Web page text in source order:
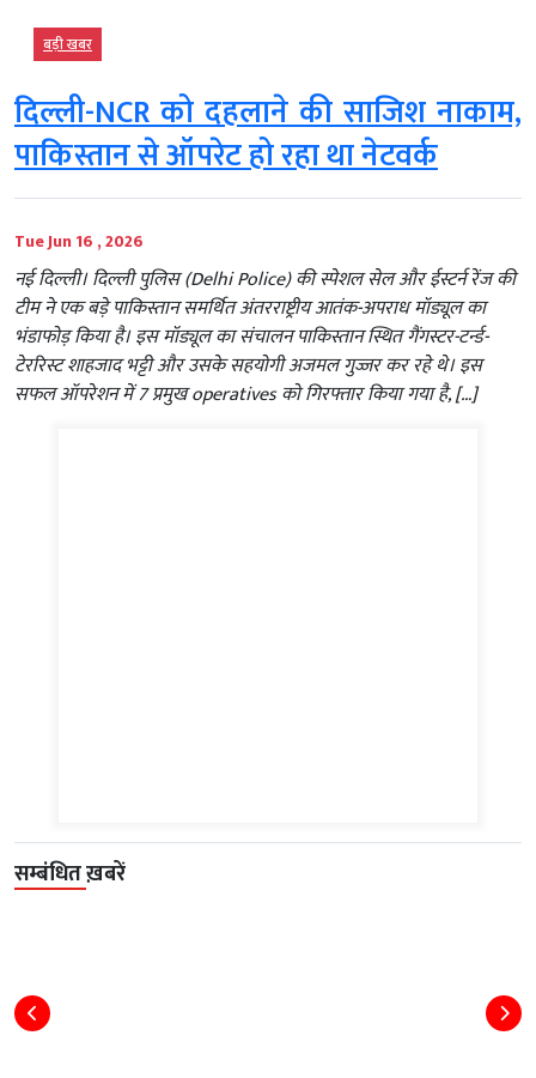
बड़ी खबर
दिल्ली-NCR को दहलाने की साजिश नाकाम,
पाकिस्तान से ऑपरेट हो रहा था नेटवर्क
Tue Jun 16 , 2026
नई दिल्ली। दिल्ली पुलिस (Delhi Police) की स्पेशल सेल और ईस्टर्न रेंज की
टीम ने एक बड़े पाकिस्तान समर्थित अंतरराष्ट्रीय आतंक-अपराध मॉड्यूल का
भंडाफोड़ किया है। इस मॉड्यूल का संचालन पाकिस्तान स्थित गैंगस्टर-टर्न्ड-
टेररिस्ट शाहजाद भट्टी और उसके सहयोगी अजमल गुज्जर कर रहे थे। इस
सफल ऑपरेशन में 7 प्रमुख operatives को गिरफ्तार किया गया है, […]
सम्बंधित ख़बरें